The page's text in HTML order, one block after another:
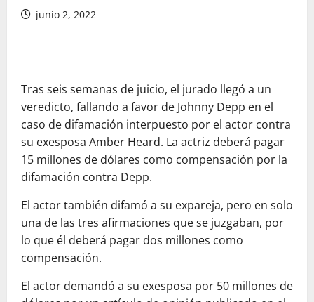
junio 2, 2022
Tras seis semanas de juicio, el jurado llegó a un
veredicto, fallando a favor de Johnny Depp en el
caso de difamación interpuesto por el actor contra
su exesposa Amber Heard. La actriz deberá pagar
15 millones de dólares como compensación por la
difamación contra Depp.
El actor también difamó a su expareja, pero en solo
una de las tres afirmaciones que se juzgaban, por
lo que él deberá pagar dos millones como
compensación.
El actor demandó a su exesposa por 50 millones de